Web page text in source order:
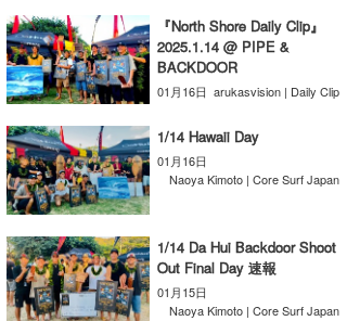
『North Shore Daily Clip』
2025.1.14 @ PIPE &
BACKDOOR
01月16日 arukasvision | Daily Clip
1/14 Hawaii Day
01月16日
Naoya Kimoto | Core Surf Japan
1/14 Da Hui Backdoor Shoot
Out Final Day 速報
01月15日
Naoya Kimoto | Core Surf Japan
大野”MAR”修聖
喜納海人
H
KID
KOBU
KY
MIN
mitz
OYZ